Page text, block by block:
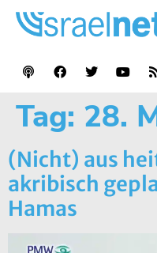
Tag: 28.
(Nicht) aus
akribisch
Hamas